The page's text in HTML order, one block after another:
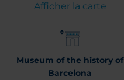
Afficher la carte
Museum of the history of
Barcelona